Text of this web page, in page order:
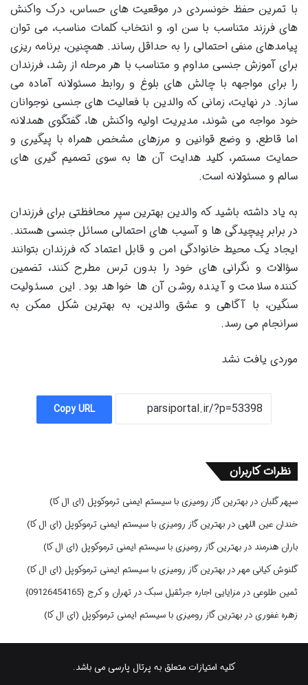
با تمرین حفظ خونسردی در موقعیت های حساس، درک واکنش
های فرزند متناسب با سن او، و انتخاب کلمات مناسب، می توان
پیامدهای منفی احتمالی را به حداقل رساند. همچنین، برنامه ریزی
برای آموزش جنسی مداوم و متناسب با هر مرحله از رشد، فرزندان
را برای مواجهه با چالش های بلوغ و روابط مسئولانه آماده می
سازد. در نهایت، زمانی که والدین با فعالیت های جنسی نوجوانان
خود مواجه می شوند، مدیریت اولیه واکنش ها، گفتگوی همدلانه
اما قاطع، و وضع قوانین و مرزهای مشخص همراه با پیگیری و
حمایت مستمر، کلید هدایت آن ها به سوی تصمیم گیری های
سالم و مسئولانه است.
به یاد داشته باشید که والدین بهترین سپر محافظتی برای فرزندان
در برابر پیچیدگی ها و آسیب های احتمالی مسائل جنسی هستند.
ایجاد یک محیط خانوادگی امن و قابل اعتماد که فرزندان بتوانند
سؤالات و نگرانی های خود را بدون ترس مطرح کنند، تضمین
کننده سلامت و آینده روشن آن ها خواهد بود. این مسئولیت
سنگین، با آگاهی و عشق والدین، به بهترین شکل ممکن به
سرانجام می رسد.
موردی یافت نشد
Copy URL
نظرات کاربران
سپهر گلبان دربهترین گاز رومیزی با سیستم ایمنی ترموکوپل (ای ال کا)
خندان عین اللهی دربهترین گاز رومیزی با سیستم ایمنی ترموکوپل (ای ال کا)
باران هنرمند دربهترین گاز رومیزی با سیستم ایمنی ترموکوپل (ای ال کا)
گلنوش کیانی مهردربهترین گاز رومیزی با سیستم ایمنی ترموکوپل (ای ال کا)
ثمین طلوعی درمزایایی اجاره جرثقیل سبک در تهران و کرج {09126454165}
زهره غفوریدربهترین گاز رومیزی با سیستم ایمنی ترموکوپل (ای ال کا)
کلیه امتیازات متعلق به پرتال پارسی می باشد.